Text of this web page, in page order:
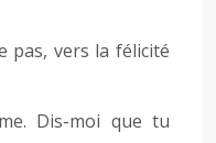
pas, vers la félicité
Dis-moi que tu